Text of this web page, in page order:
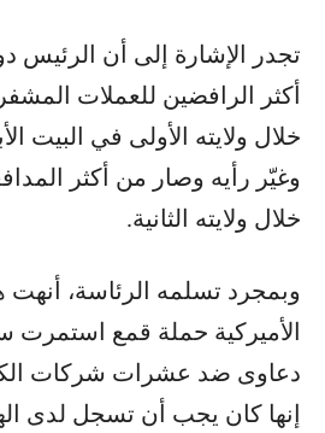
تجدر الإشارة إلى أن الرئيس
أكثر الرافضين للعملات
خلال ولايته الأولى في البيت
وغيّر رأيه وصار من أكثر
خلال ولايته الثانية.
وبمجرد تسلمه الرئاسة، أنهت
الأميركية حملة قمع استمرت
دعاوى ضد عشرات شركات
إنها كان يجب أن تسجل لدى